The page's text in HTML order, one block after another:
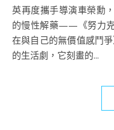
英再度攜手導演車榮勳
的慢性解藥——《努力
在與自己的無價值感鬥
的生活劇，它刻畫的...